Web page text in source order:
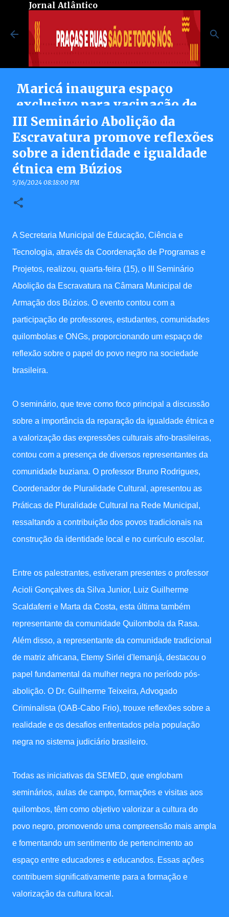
Pular para o conteúdo principal
Jornal Atlântico
Maricá inaugura espaço
exclusivo para vacinação de
pessoas autistas no Centro de
Vacinação Integrada
8/07/2026 08:37:00 PM
III Seminário Abolição da
Escravatura promove reflexões
sobre a identidade e igualdade
étnica em Búzios
5/16/2024 08:18:00 PM
A Secretaria Municipal de Educação, Ciência e
Tecnologia, através da Coordenação de Programas e
Projetos, realizou, quarta-feira (15), o III Seminário
Abolição da Escravatura na Câmara Municipal de
Armação dos Búzios. O evento contou com a
participação de professores, estudantes, comunidades
quilombolas e ONGs, proporcionando um espaço de
reflexão sobre o papel do povo negro na sociedade
brasileira.
O seminário, que teve como foco principal a discussão
sobre a importância da reparação da igualdade étnica e
a valorização das expressões culturais afro-brasileiras,
contou com a presença de diversos representantes da
comunidade buziana. O professor Bruno Rodrigues,
Coordenador de Pluralidade Cultural, apresentou as
Práticas de Pluralidade Cultural na Rede Municipal,
ressaltando a contribuição dos povos tradicionais na
construção da identidade local e no currículo escolar.
Entre os palestrantes, estiveram presentes o professor
Acioli Gonçalves da Silva Junior, Luiz Guilherme
Scaldaferri e Marta da Costa, esta última também
representante da comunidade Quilombola da Rasa.
Além disso, a representante da comunidade tradicional
de matriz africana, Etemy Sirlei d'Iemanjá, destacou o
papel fundamental da mulher negra no período pós-
abolição. O Dr. Guilherme Teixeira, Advogado
Criminalista (OAB-Cabo Frio), trouxe reflexões sobre a
realidade e os desafios enfrentados pela população
negra no sistema judiciário brasileiro.
Todas as iniciativas da SEMED, que englobam
seminários, aulas de campo, formações e visitas aos
quilombos, têm como objetivo valorizar a cultura do
povo negro, promovendo uma compreensão mais ampla
e fomentando um sentimento de pertencimento ao
espaço entre educadores e educandos. Essas ações
contribuem significativamente para a formação e
valorização da cultura local.